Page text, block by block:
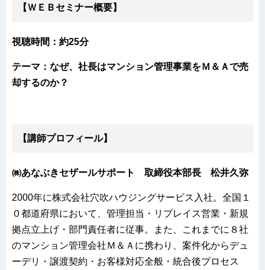
【ＷＥＢセミナー概要】
視聴時間：約25分
テーマ：なぜ、社長はマンション管理事業をＭ＆Ａで売
却するのか？
【講師プロフィール】
㈱あなぶきセザールサポート 取締役本部長 松井久弥
2000年に株式会社穴吹ハウジングサービス入社。全国１
０都道府県において、管理担当・リプレイス営業・新規
拠点立上げ・部門責任者に従事。また、これまでに８社
のマンション管理会社Ｍ＆Ａに携わり、案件化からデュ
ーデリ・譲渡契約・お客様対応全般・統合後プロセス